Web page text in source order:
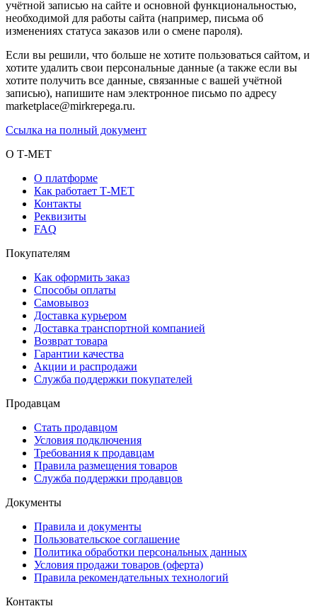
учётной записью на сайте и основной функциональностью,
необходимой для работы сайта (например, письма об
изменениях статуса заказов или о смене пароля).
Если вы решили, что больше не хотите пользоваться сайтом, и
хотите удалить свои персональные данные (а также если вы
хотите получить все данные, связанные с вашей учётной
записью), напишите нам электронное письмо по адресу
marketplace@mirkrepega.ru.
Ссылка на полный документ
О Т-МЕТ
О платформе
Как работает Т-МЕТ
Контакты
Реквизиты
FAQ
Покупателям
Как оформить заказ
Способы оплаты
Самовывоз
Доставка курьером
Доставка транспортной компанией
Возврат товара
Гарантии качества
Акции и распродажи
Служба поддержки покупателей
Продавцам
Стать продавцом
Условия подключения
Требования к продавцам
Правила размещения товаров
Служба поддержки продавцов
Документы
Правила и документы
Пользовательское соглашение
Политика обработки персональных данных
Условия продажи товаров (оферта)
Правила рекомендательных технологий
Контакты